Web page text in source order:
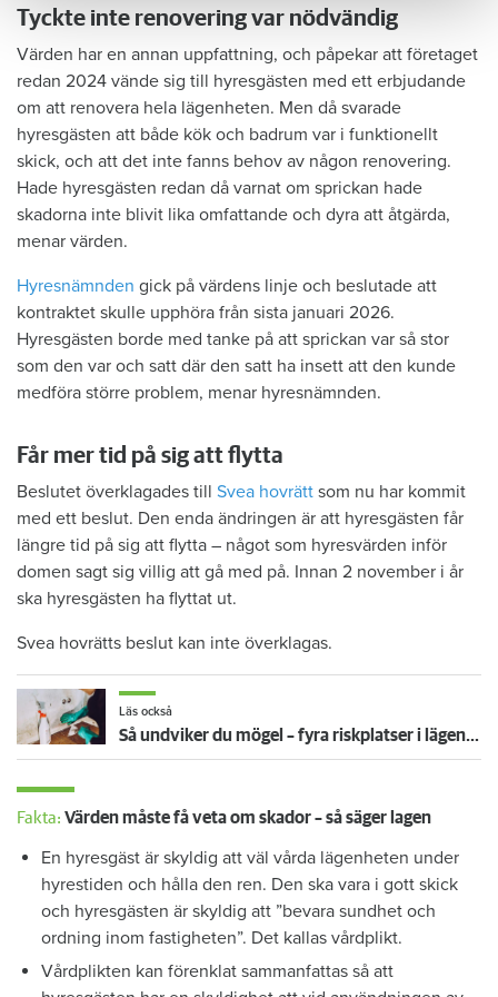
Tyckte inte renovering var nödvändig
Värden har en annan uppfattning, och påpekar att företaget
redan 2024 vände sig till hyresgästen med ett erbjudande
om att renovera hela lägenheten. Men då svarade
hyresgästen att både kök och badrum var i funktionellt
skick, och att det inte fanns behov av någon renovering.
Hade hyresgästen redan då varnat om sprickan hade
skadorna inte blivit lika omfattande och dyra att åtgärda,
menar värden.
Hyresnämnden gick på värdens linje och beslutade att
kontraktet skulle upphöra från sista januari 2026.
Hyresgästen borde med tanke på att sprickan var så stor
som den var och satt där den satt ha insett att den kunde
medföra större problem, menar hyresnämnden.
Får mer tid på sig att flytta
Beslutet överklagades till Svea hovrätt som nu har kommit
med ett beslut. Den enda ändringen är att hyresgästen får
längre tid på sig att flytta – något som hyresvärden inför
domen sagt sig villig att gå med på. Innan 2 november i år
ska hyresgästen ha flyttat ut.
Svea hovrätts beslut kan inte överklagas.
Läs också
Så undviker du mögel – fyra riskplatser i lägenheten: ”Måste städa bort”
Fakta: Värden måste få veta om skador – så säger lagen
En hyresgäst är skyldig att väl vårda lägenheten under
hyrestiden och hålla den ren. Den ska vara i gott skick
och hyresgästen är skyldig att ”bevara sundhet och
ordning inom fastigheten”. Det kallas vårdplikt.
Vårdplikten kan förenklat sammanfattas så att